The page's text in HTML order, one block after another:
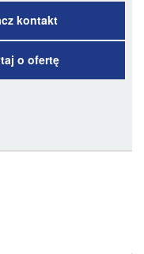
kontakt
o ofertę